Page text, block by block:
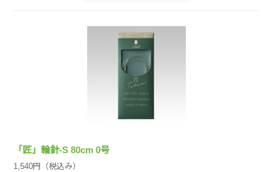
「匠」輪針-S 80cm 0号
1,540円（税込み）